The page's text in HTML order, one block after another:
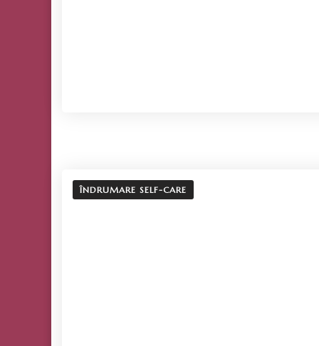
ÎNDRUMARE SELF-CARE